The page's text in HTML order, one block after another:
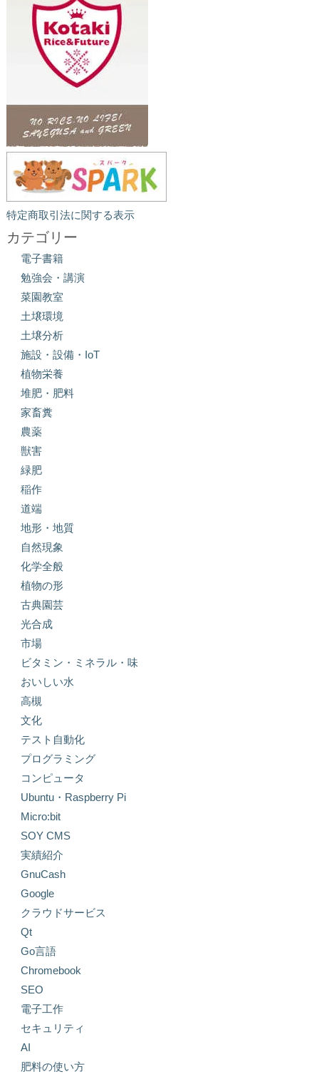
特定商取引法に関する表示
カテゴリー
電子書籍
勉強会・講演
菜園教室
土壌環境
土壌分析
施設・設備・IoT
植物栄養
堆肥・肥料
家畜糞
農薬
獣害
緑肥
稲作
道端
地形・地質
自然現象
化学全般
植物の形
古典園芸
光合成
市場
ビタミン・ミネラル・味
おいしい水
高槻
文化
テスト自動化
プログラミング
コンピュータ
Ubuntu・Raspberry Pi
Micro:bit
SOY CMS
実績紹介
GnuCash
Google
クラウドサービス
Qt
Go言語
Chromebook
SEO
電子工作
セキュリティ
AI
肥料の使い方